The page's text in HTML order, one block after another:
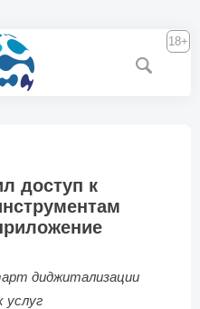
18+
доступ к
диджитализации
услуг